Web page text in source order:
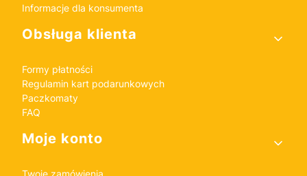
Informacje dla konsumenta
Obsługa klienta
Formy płatności
Regulamin kart podarunkowych
Paczkomaty
FAQ
Moje konto
Twoje zamówienia